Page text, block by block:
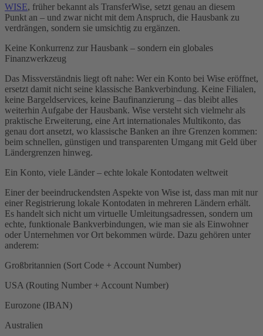
WISE, früher bekannt als TransferWise, setzt genau an diesem
Punkt an – und zwar nicht mit dem Anspruch, die Hausbank zu
verdrängen, sondern sie umsichtig zu ergänzen.
Keine Konkurrenz zur Hausbank – sondern ein globales
Finanzwerkzeug
Das Missverständnis liegt oft nahe: Wer ein Konto bei Wise eröffnet,
ersetzt damit nicht seine klassische Bankverbindung. Keine Filialen,
keine Bargeldservices, keine Baufinanzierung – das bleibt alles
weiterhin Aufgabe der Hausbank. Wise versteht sich vielmehr als
praktische Erweiterung, eine Art internationales Multikonto, das
genau dort ansetzt, wo klassische Banken an ihre Grenzen kommen:
beim schnellen, günstigen und transparenten Umgang mit Geld über
Ländergrenzen hinweg.
Ein Konto, viele Länder – echte lokale Kontodaten weltweit
Einer der beeindruckendsten Aspekte von Wise ist, dass man mit nur
einer Registrierung lokale Kontodaten in mehreren Ländern erhält.
Es handelt sich nicht um virtuelle Umleitungsadressen, sondern um
echte, funktionale Bankverbindungen, wie man sie als Einwohner
oder Unternehmen vor Ort bekommen würde. Dazu gehören unter
anderem:
Großbritannien (Sort Code + Account Number)
USA (Routing Number + Account Number)
Eurozone (IBAN)
Australien